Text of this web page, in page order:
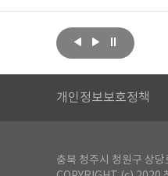
문화체육관광부
개인정보보호정책
충북 청주시 청원구 상